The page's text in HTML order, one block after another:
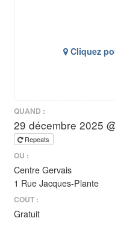
Cliquez
QUAND :
29 décembre 2025
Repeats
OÙ :
Centre Gervais
1 Rue Jacques-Plante
COÛT :
Gratuit